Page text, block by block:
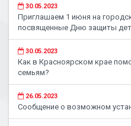
30.05.2023
Приглашаем 1 июня на
посвященные Дню защиты
30.05.2023
Как в Красноярском крае
семьям?
26.05.2023
Сообщение о возможном